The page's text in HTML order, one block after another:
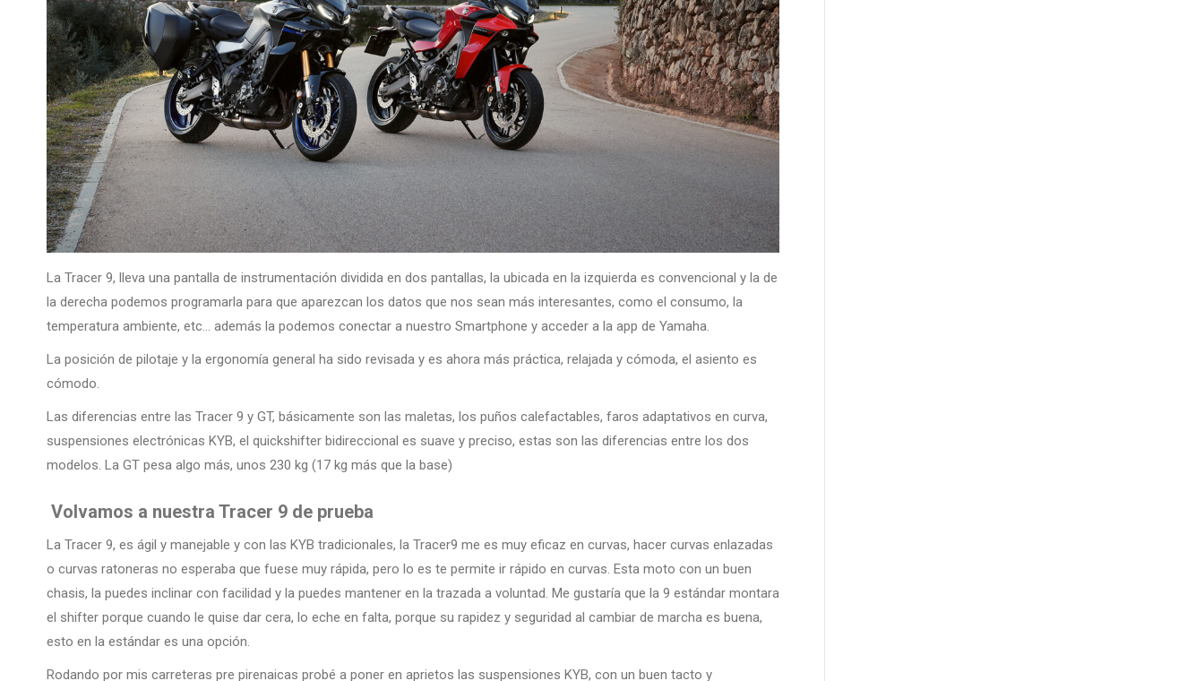
La Tracer 9, lleva una pantalla de instrumentación dividida en dos pantallas, la ubicada en la izquierda es convencional y la de
la derecha podemos programarla para que aparezcan los datos que nos sean más interesantes, como el consumo, la
temperatura ambiente, etc… además la podemos conectar a nuestro Smartphone y acceder a la app de Yamaha.
La posición de pilotaje y la ergonomía general ha sido revisada y es ahora más práctica, relajada y cómoda, el asiento es
cómodo.
Las diferencias entre las Tracer 9 y GT, básicamente son las maletas, los puños calefactables, faros adaptativos en curva,
suspensiones electrónicas KYB, el quickshifter bidireccional es suave y preciso, estas son las diferencias entre los dos
modelos. La GT pesa algo más, unos 230 kg (17 kg más que la base)
Volvamos a nuestra Tracer 9 de prueba
La Tracer 9, es ágil y manejable y con las KYB tradicionales, la Tracer9 me es muy eficaz en curvas, hacer curvas enlazadas
o curvas ratoneras no esperaba que fuese muy rápida, pero lo es te permite ir rápido en curvas. Esta moto con un buen
chasis, la puedes inclinar con facilidad y la puedes mantener en la trazada a voluntad. Me gustaría que la 9 estándar montara
el shifter porque cuando le quise dar cera, lo eche en falta, porque su rapidez y seguridad al cambiar de marcha es buena,
esto en la estándar es una opción.
Rodando por mis carreteras pre pirenaicas probé a poner en aprietos las suspensiones KYB, con un buen tacto y